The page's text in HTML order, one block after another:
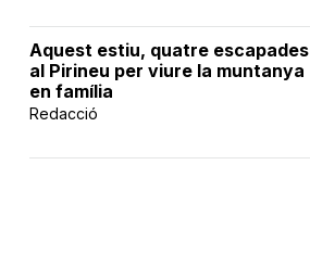
Aquest estiu, quatre escapades
al Pirineu per viure la muntanya
en família
Redacció